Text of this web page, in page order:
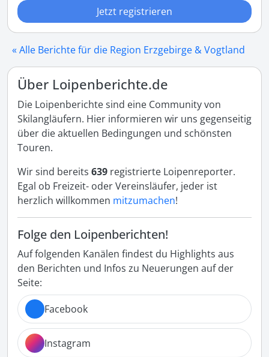
Jetzt registrieren
« Alle Berichte für die Region Erzgebirge & Vogtland
Über Loipenberichte.de
Die Loipenberichte sind eine Community von
Skilangläufern. Hier informieren wir uns gegenseitig
über die aktuellen Bedingungen und schönsten
Touren.
Wir sind bereits 639 registrierte Loipenreporter.
Egal ob Freizeit- oder Vereinsläufer, jeder ist
herzlich willkommen mitzumachen!
Folge den Loipenberichten!
Auf folgenden Kanälen findest du Highlights aus
den Berichten und Infos zu Neuerungen auf der
Seite:
Facebook
Instagram